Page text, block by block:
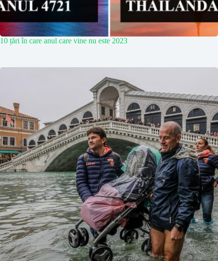
10 țări în care anul care vine nu este 2023